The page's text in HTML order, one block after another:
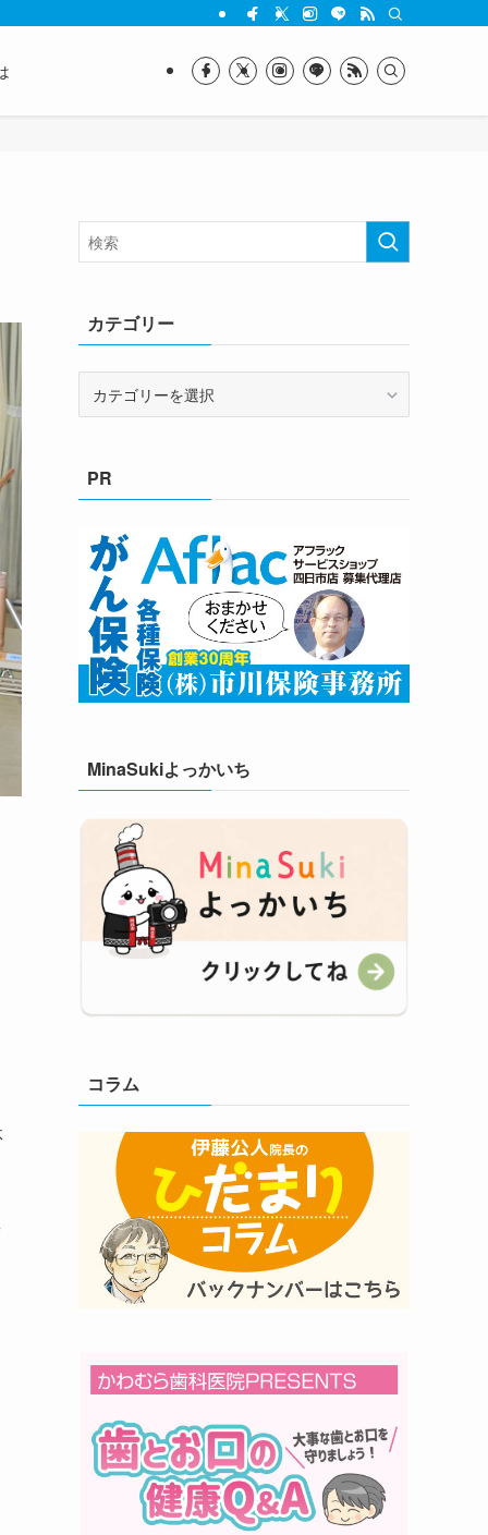
カテゴリー
ーPR
MinaSukiよっかいち
コラム